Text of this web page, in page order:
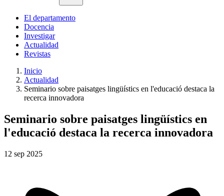
El departamento
Docencia
Investigar
Actualidad
Revistas
Inicio
Actualidad
Seminario sobre paisatges lingüístics en l'educació destaca la
recerca innovadora
Seminario sobre paisatges lingüístics en
l'educació destaca la recerca innovadora
12 sep 2025